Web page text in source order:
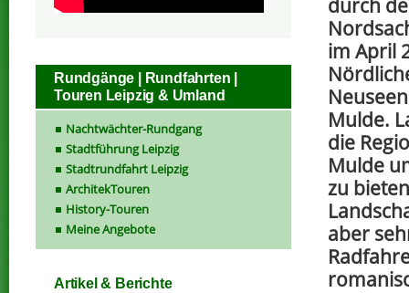
durch
im April
Mulde.
die
Mulde
zu
aber
Rundgänge | Rundfahrten |
Touren Leipzig & Umland
Nachtwächter-Rundgang
Stadtführung Leipzig
Stadtrundfahrt Leipzig
ArchitekTouren
History-Touren
Meine Angebote
Artikel & Berichte